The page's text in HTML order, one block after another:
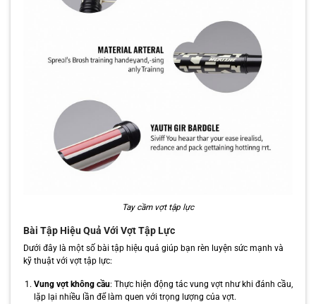
Tay cầm vợt tập lực
Bài Tập Hiệu Quả Với Vợt Tập Lực
Dưới đây là một số bài tập hiệu quả giúp bạn rèn luyện sức mạnh và
kỹ thuật với vợt tập lực:
Vung vợt không cầu: Thực hiện động tác vung vợt như khi đánh cầu,
lặp lại nhiều lần để làm quen với trọng lượng của vợt.